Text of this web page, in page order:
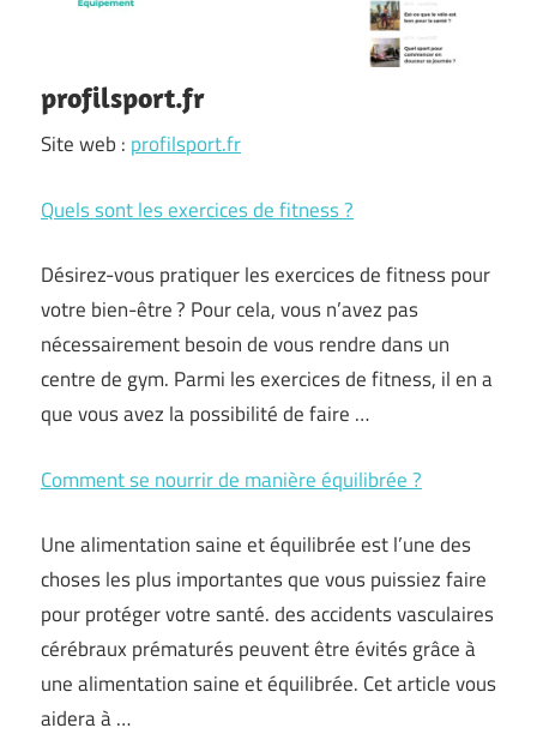
profilsport.fr
Site web : profilsport.fr
Quels sont les exercices de fitness ?
Désirez-vous pratiquer les exercices de fitness pour
votre bien-être ? Pour cela, vous n’avez pas
nécessairement besoin de vous rendre dans un
centre de gym. Parmi les exercices de fitness, il en a
que vous avez la possibilité de faire …
Comment se nourrir de manière équilibrée ?
Une alimentation saine et équilibrée est l’une des
choses les plus importantes que vous puissiez faire
pour protéger votre santé. des accidents vasculaires
cérébraux prématurés peuvent être évités grâce à
une alimentation saine et équilibrée. Cet article vous
aidera à …